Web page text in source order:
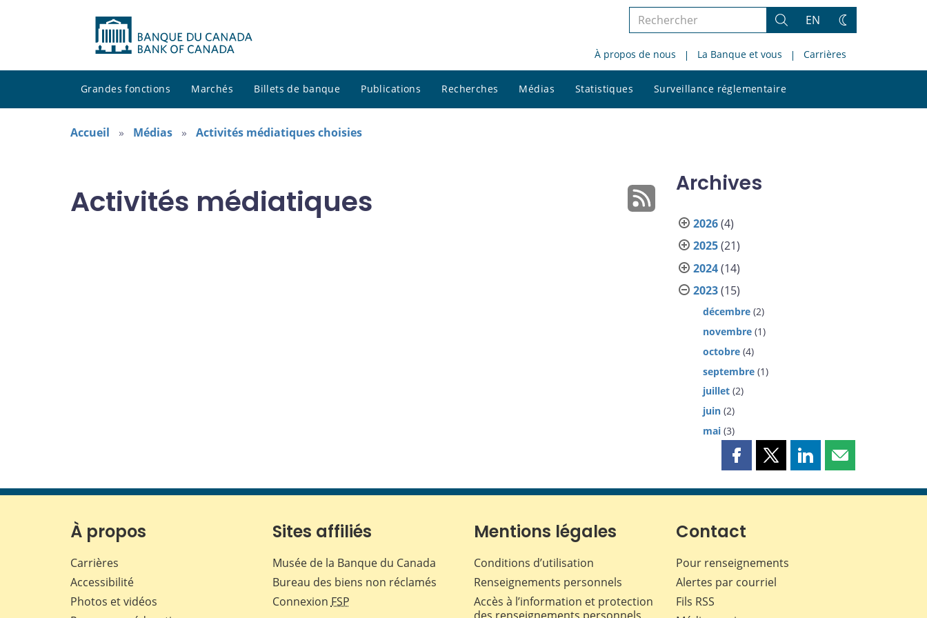
Rechercher
le
site
Rechercher
EN
Changez
thème
À propos de nous La Banque et vous Carrières
Grandes fonctions Marchés Billets de banque Publications Recherches Médias Statistiques Surveillance réglementaire
le
Accueil Médias Activités médiatiques choisies
Activités médiatiques Archives
2026(4)
2025(21)
2024(14)
2023(15)
décembre (2)
novembre (1)
octobre (4)
septembre (1)
juillet (2)
juin (2)
mai (3)
Partager
page
Facebook
Partager
page
Partager
page
Partager
page
À propos
Carrières
Accessibilité
Photos et vidéos
Sites affiliés
Musée de la Banque du Canada
Bureau des biens non réclamés
Connexion FSP
Mentions légales
Conditions d’utilisation
Renseignements personnels
Accès à l’information et protection
Contact
Pour renseignements
Alertes par courriel
Fils RSS